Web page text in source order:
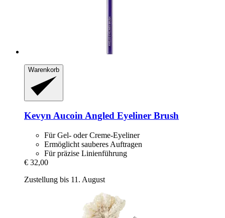
Warenkorb
Kevyn AucoinAngled Eyeliner Brush
Für Gel- oder Creme-Eyeliner
Ermöglicht sauberes Auftragen
Für präzise Linienführung
€ 32,00
Zustellung bis 11. August